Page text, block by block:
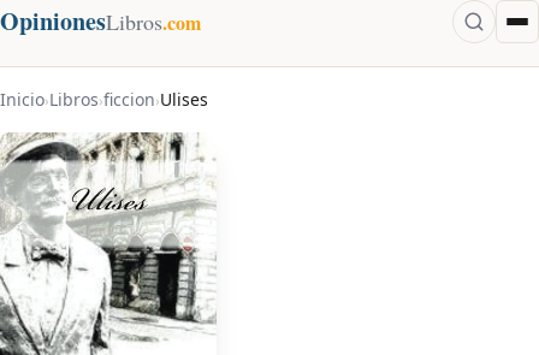
OpinionesLibros.com
Inicio›Libros›ficcion›Ulises